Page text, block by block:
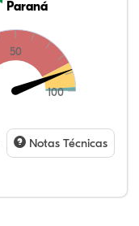
Paraná
50
100
Notas Técnicas